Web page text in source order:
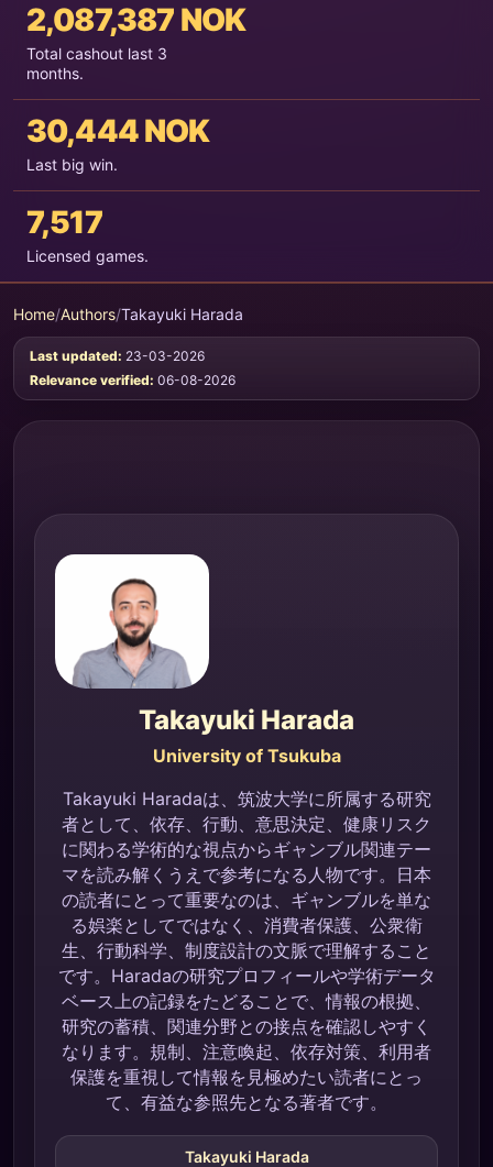
2,087,387 NOK
Total cashout last 3
months.
30,444 NOK
Last big win.
7,517
Licensed games.
Home/Authors/Takayuki Harada
Last updated: 23-03-2026
Relevance verified: 06-08-2026
Takayuki Harada
University of Tsukuba
Takayuki Haradaは、筑波大学に所属する研究
者として、依存、行動、意思決定、健康リスク
に関わる学術的な視点からギャンブル関連テー
マを読み解くうえで参考になる人物です。日本
の読者にとって重要なのは、ギャンブルを単な
る娯楽としてではなく、消費者保護、公衆衛
生、行動科学、制度設計の文脈で理解すること
です。Haradaの研究プロフィールや学術データ
ベース上の記録をたどることで、情報の根拠、
研究の蓄積、関連分野との接点を確認しやすく
なります。規制、注意喚起、依存対策、利用者
保護を重視して情報を見極めたい読者にとっ
て、有益な参照先となる著者です。
Takayuki Harada